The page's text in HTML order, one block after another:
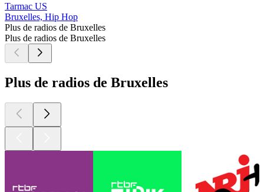
Tarmac US
Bruxelles, Hip Hop
Plus de radios de Bruxelles
Plus de radios de Bruxelles
Plus de radios de Bruxelles